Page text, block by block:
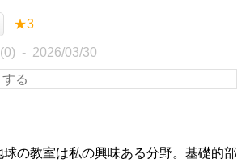
★3
2026/03/30
球の教室は私の興味ある分野。基礎的部